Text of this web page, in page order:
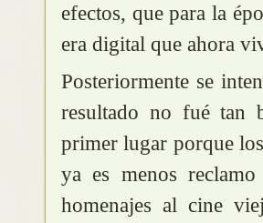
efectos, que para la
era digital que ahora
Posteriormente se
resultado no fué tan
primer lugar porque
ya es menos
homenajes al cine